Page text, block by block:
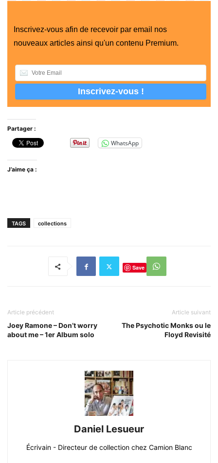
Inscrivez-vous afin de recevoir par email nos
nouveaux articles ainsi qu'un contenu Premium.
Partager :
WhatsApp
J’aime ça :
TAGS collections
Save
Article précédent
Joey Ramone – Don’t worry
about me – 1er Album solo
Article suivant
The Psychotic Monks ou le
Floyd Revisité
Daniel Lesueur
Écrivain - Directeur de collection chez Camion Blanc